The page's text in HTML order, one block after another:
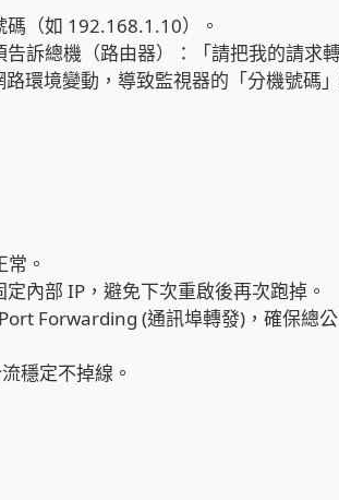
碼（如 192.168.1.10）。
訴總機（路由器）：「請把我的請求
環境變動，導致監視器的「分機號碼
。
內部 IP，避免下次重啟後再次跑掉。
Forwarding (通訊埠轉發)，確保總
穩定不掉線。